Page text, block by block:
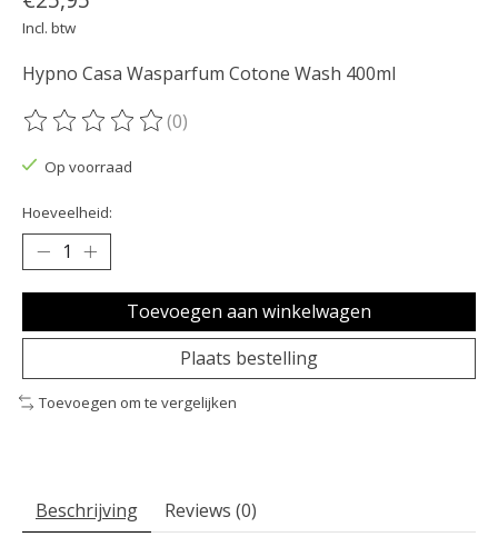
Incl. btw
Hypno Casa Wasparfum Cotone Wash 400ml
De beoordeling van dit product is
(0)
Op voorraad
Hoeveelheid:
Toevoegen aan winkelwagen
Plaats bestelling
Toevoegen om te vergelijken
Beschrijving Reviews (0)